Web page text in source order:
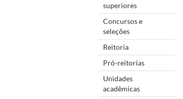
superiores
Concursos e
seleções
Reitoria
Pró-reitorias
Unidades
acadêmicas